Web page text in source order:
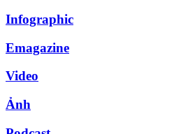
Infographic
Emagazine
Video
Ảnh